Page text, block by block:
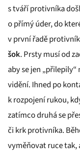
s tváří protivníka
o přímý úder, do
v první řadě
šok. Prsty musí od
aby se jen
vidění. Ihned po
k rozpojení rukou,
zatímco druhá se
či krk protivníka.
vyměňovat ruce